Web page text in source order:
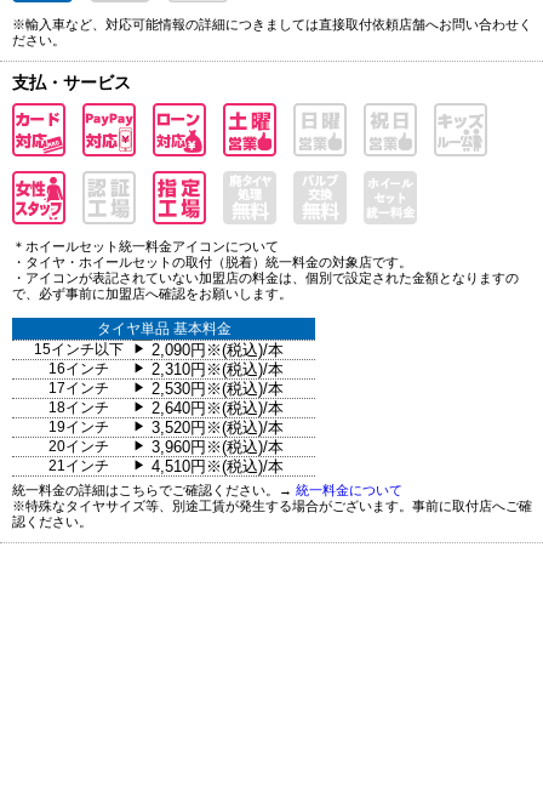
※輸入車など、対応可能情報の詳細につきましては直接取付依頼店舗へお問い合わせく
ださい。
支払・サービス
＊ホイールセット統一料金アイコンについて
・タイヤ・ホイールセットの取付（脱着）統一料金の対象店です。
・アイコンが表記されていない加盟店の料金は、個別で設定された金額となりますの
で、必ず事前に加盟店へ確認をお願いします。
タイヤ単品 基本料金
15インチ以下
▶ 2,090円※(税込)/本
16インチ ▶ 2,310円※(税込)/本
17インチ ▶ 2,530円※(税込)/本
18インチ ▶ 2,640円※(税込)/本
19インチ ▶ 3,520円※(税込)/本
20インチ ▶ 3,960円※(税込)/本
21インチ ▶ 4,510円※(税込)/本
統一料金の詳細はこちらでご確認ください。→ 統一料金について
※特殊なタイヤサイズ等、別途工賃が発生する場合がございます。事前に取付店へご確
認ください。